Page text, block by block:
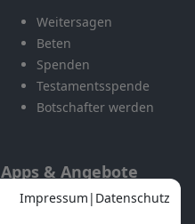
Weitersagen
Beten
Spenden
Testamentsspende
Botschafter werden
Apps & Angebote